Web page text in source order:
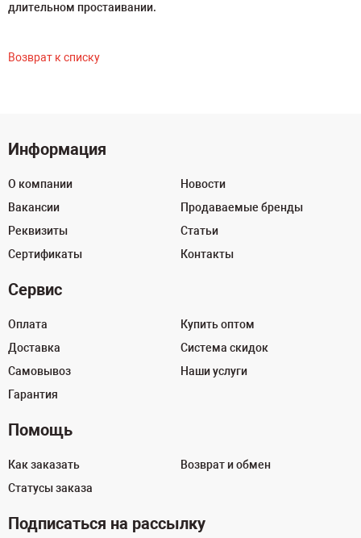
длительном простаивании.
Возврат к списку
Информация
О компании
Вакансии
Реквизиты
Сертификаты
Новости
Продаваемые бренды
Статьи
Контакты
Сервис
Оплата
Доставка
Самовывоз
Гарантия
Купить оптом
Система скидок
Наши услуги
Помощь
Как заказать
Статусы заказа
Возврат и обмен
Подписаться на рассылку